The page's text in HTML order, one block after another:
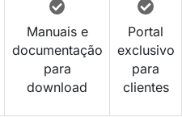
Manuais e
documentação
para
download
Portal
exclusivo
para
clientes